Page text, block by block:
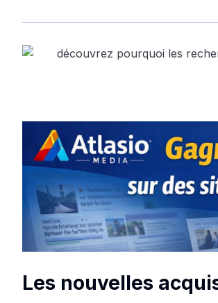
Les nouvelles